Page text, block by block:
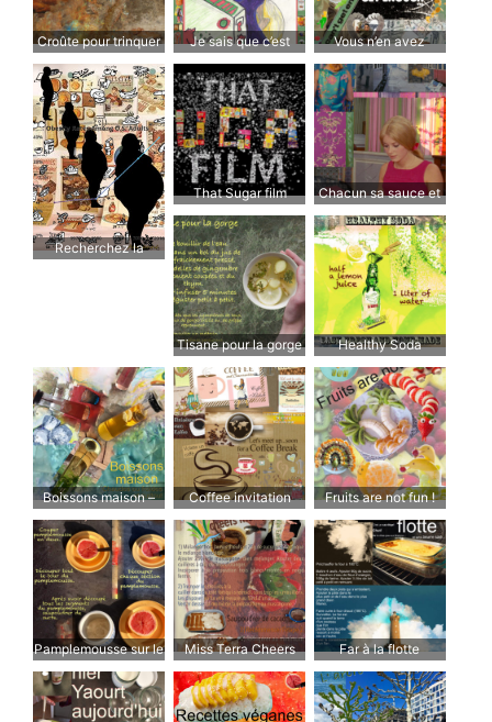
Croûte pour trinquer
en l’honneur de Kiki
de Montparnasse
Je sais que c’est
mauvais pour moi,
mais je ne peux pas
m’empêcher de
l’acheter. Comment
s’arrêter ?
Vous n’en avez
jamais assez… Assez
!
Recherchez la
That Sugar film
(2014)
Chacun sa sauce et
sa saucée
Tisane pour la gorge Healthy Soda
Boissons maison –
Chaudes ou froides
et surtout moins
sucrées
Coffee invitation Fruits are not fun !
Pamplemousse sur le
pouce
Miss Terra Cheers
me up
Far à la flotte